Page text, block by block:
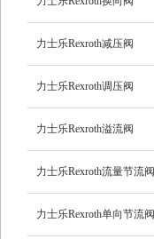
力士乐Rexroth减压阀
力士乐Rexroth调压阀
力士乐Rexroth溢流阀
力士乐Rexroth流量节流阀
力士乐Rexroth单向节流阀